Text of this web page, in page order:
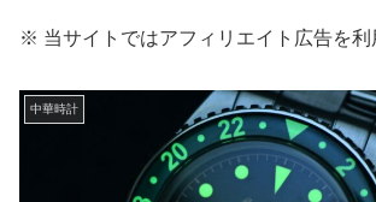
※ 当サイトではアフィリエイト広告を利
中華時計